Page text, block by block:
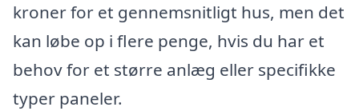
kroner for et gennemsnitligt hus, men det
kan løbe op i flere penge, hvis du har et
behov for et større anlæg eller specifikke
typer paneler.